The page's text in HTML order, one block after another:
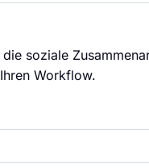
soziale
Workflow.